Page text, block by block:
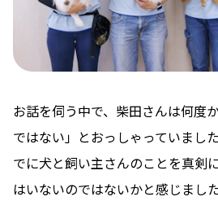
お話を伺う中で、柴田さんは何度
ではない」とおっしゃっていまし
でに犬と飼い主さんのことを真剣
はいないのではないかと感じました